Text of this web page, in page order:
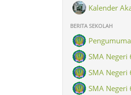
Kalender
2015
BERITA SEKOLAH
SMA Negeri
SMA Negeri
SMA Negeri